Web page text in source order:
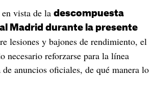
vista de la descompuesta
Madrid durante la presente
lesiones y bajones de rendimiento, el
necesario reforzarse para la línea
anuncios oficiales, de qué manera lo